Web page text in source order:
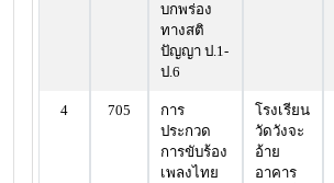
บกพร่อง
ทางสติ
ปัญญา ป.1-
ป.6
4 705
การ
ประกวด
การขับร้อง
เพลงไทย
โรงเรียน
วัดวังจะ
อ้าย
อาคาร